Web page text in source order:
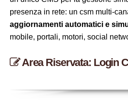
presenza in rete: un csm multi-
aggiornamenti automatici e
mobile, portali, motori, social
Area Riservata: Login